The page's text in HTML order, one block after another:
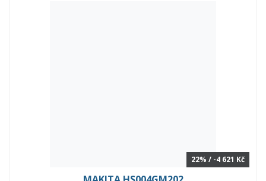
22% / -4 621 Kč